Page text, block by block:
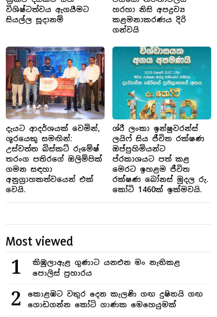
විශිෂ්ටත්වය ඇගයීමට
සියල්ල සූදානම්
හරහා නිසි අපද්‍රව්‍ය
කළමනාකරණය දිරි
ගන්වයි
දැයට ආදර්ශයක් වෙමින්,
ශූරයෙකු සමඟින්:
උස්වත්ත බිස්කට් රුමේෂ්
තරංග පතිරගේ ඔලිම්පික්
ගමන සඳහා
අනුග්‍රාහකත්වයෙන් එක්
වෙයි.
ශ්රී ලංකා ඉන්ෂුවරන්ස්
ලයිෆ් සිය ජීවිත රක්ෂණ
ඔප්පුහිමියන්ට
ප්රකාශයට පත් කළ
මෙරට ඉහළම ජීවිත
රක්ෂණ බෝනස් මුදල රු.
කෝටි 1460ක් ඉක්මවයි.
Most viewed
1
කිඹුලාඇළ ගුණාට යනඑන මං නැතිකළ
පොලිස් ප්‍රහාරය
2
කොළඹට වතුර දෙන කැලණි ගඟ දුෂිතයි ගඟ
ගොඩගන්න කෝටි ගාණක මෙහෙයුමක්